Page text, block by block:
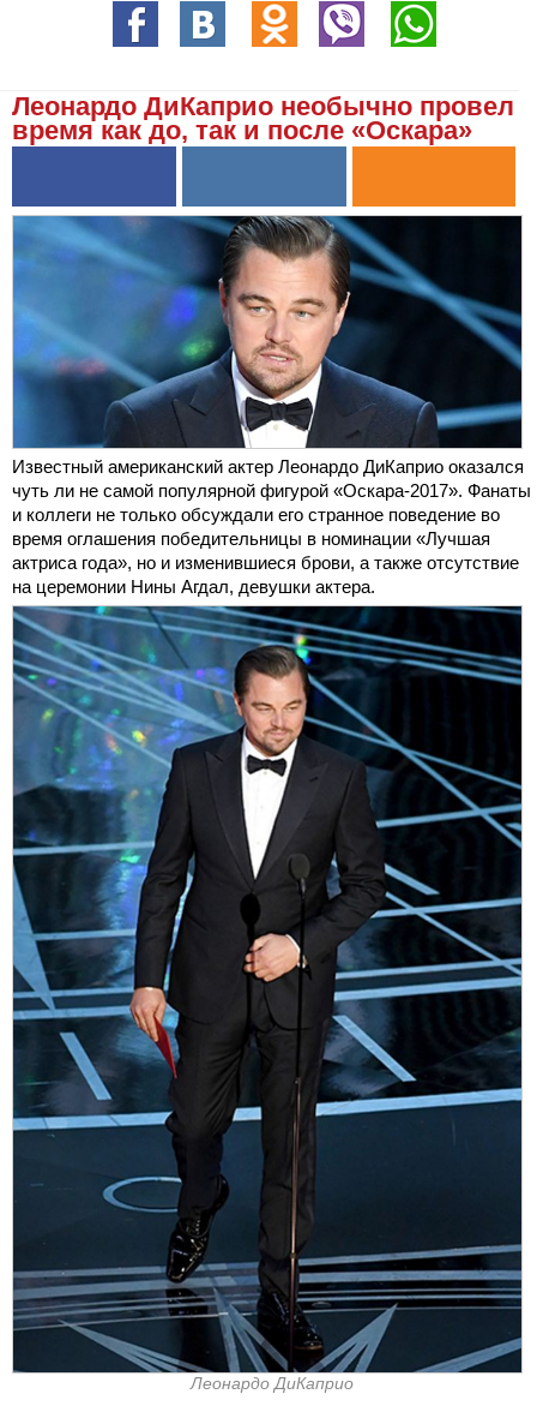
Леонардо ДиКаприо необычно провел
время как до, так и после «Оскара»
Известный американский актер Леонардо ДиКаприо оказался
чуть ли не самой популярной фигурой «Оскара-2017». Фанаты
и коллеги не только обсуждали его странное поведение во
время оглашения победительницы в номинации «Лучшая
актриса года», но и изменившиеся брови, а также отсутствие
на церемонии Нины Агдал, девушки актера.
Леонардо ДиКаприо